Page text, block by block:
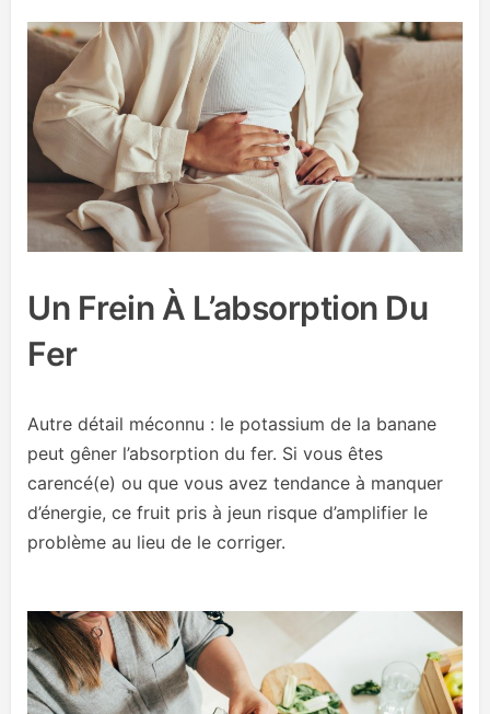
Un Frein À L’absorption Du
Fer
Autre détail méconnu : le potassium de la banane
peut gêner l’absorption du fer. Si vous êtes
carencé(e) ou que vous avez tendance à manquer
d’énergie, ce fruit pris à jeun risque d’amplifier le
problème au lieu de le corriger.